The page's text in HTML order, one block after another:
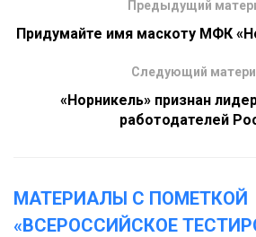
Предыдущий
Придумайте имя маскоту МФК
Следующий
«Норникель» признан
работодателей
МАТЕРИАЛЫ С ПОМЕТКОЙ
«ВСЕРОССИЙСКОЕ